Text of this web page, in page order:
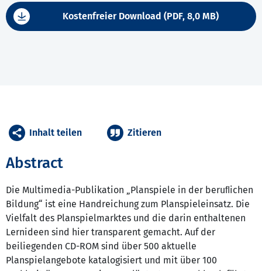
Kostenfreier Download (PDF, 8,0 MB)
Abstract
Die Multimedia-Publikation „Planspiele in der beruﬂichen
Bildung“ ist eine Handreichung zum Planspieleinsatz. Die
Vielfalt des Planspielmarktes und die darin enthaltenen
Lernideen sind hier transparent gemacht. Auf der
beiliegenden CD-ROM sind über 500 aktuelle
Planspielangebote katalogisiert und mit über 100
Inhalt teilen Zitieren